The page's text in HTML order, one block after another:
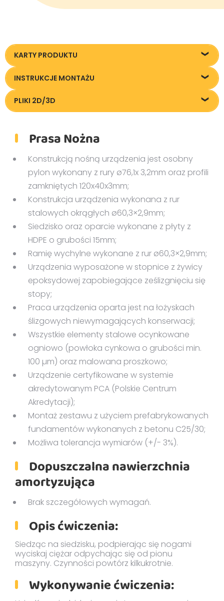
KARTY PRODUKTU
26069_Prasa-nozna_KT20240124
INSTRUKCJE MONTAŻU
Instrukcja montażu
PLIKI 2D/3D
Pliki FBXPrasa Nożna
Konstrukcją nośną urządzenia jest osobny
pylon wykonany z rury ø76,1x 3,2mm oraz profili
zamkniętych 120x40x3mm;
Konstrukcja urządzenia wykonana z rur
stalowych okrągłych ø60,3×2,9mm;
Siedzisko oraz oparcie wykonane z płyty z
HDPE o grubości 15mm;
Ramię wychylne wykonane z rur ø60,3×2,9mm;
Urządzenia wyposażone w stopnice z żywicy
epoksydowej zapobiegające ześlizgnięciu się
stopy;
Praca urządzenia oparta jest na łożyskach
ślizgowych niewymagających konserwacji;
Wszystkie elementy stalowe ocynkowane
ogniowo (powłoka cynkowa o grubości min.
100 µm) oraz malowana proszkowo;
Urządzenie certyfikowane w systemie
akredytowanym PCA (Polskie Centrum
Akredytacji);
Montaż zestawu z użyciem prefabrykowanych
fundamentów wykonanych z betonu C25/30;
Możliwa tolerancja wymiarów (+/- 3%).
Dopuszczalna nawierzchnia
amortyzująca
Brak szczegółowych wymagań.
Opis ćwiczenia:
Siedząc na siedzisku, podpierając się nogami
wyciskaj ciężar odpychając się od pionu
maszyny. Czynności powtórz kilkukrotnie.
Wykonywanie ćwiczenia: